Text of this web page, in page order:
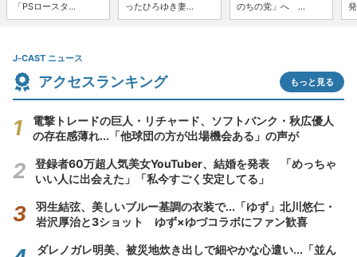
「PSロースタ...
ったひろゆき妻...
のちの党」へ ...
J-CAST ニュース
アクセスランキング もっと見る
電撃トレードの巨人・リチャード、ソフトバンク・秋広優人
の存在感薄れ...「他球団の方が出場機会ある」の声が
登録者60万超人気美女YouTuber、結婚を発表 「めっちゃ
いい人に出会えた」「私今すごく安定してる」
羽生結弦、美しいブルー基調の衣装で...「ゆず」北川悠仁・
岩沢厚治と3ショット ゆず×ゆづコラボにファン歓喜
ダレノガレ明美、被災地炊き出しで細やかな心遣い...「並ん